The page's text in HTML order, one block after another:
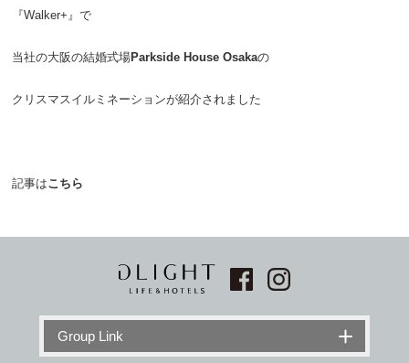
『Walker+』で
当社の大阪の結婚式場Parkside House Osakaの
クリスマスイルミネーションが紹介されました
記事はこちら
Group Link